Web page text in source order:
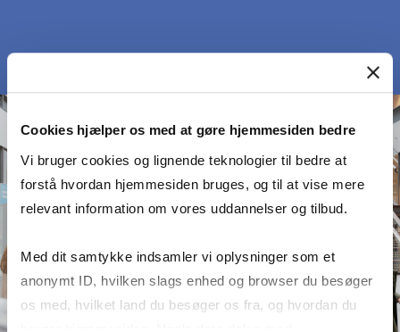
Cookies hjælper os med at gøre hjemmesiden bedre
Vi bruger cookies og lignende teknologier til bedre at
forstå hvordan hjemmesiden bruges, og til at vise mere
relevant information om vores uddannelser og tilbud.
Med dit samtykke indsamler vi oplysninger som et
anonymt ID, hvilken slags enhed og browser du besøger
os med, hvilket land du besøger os fra, og hvordan du